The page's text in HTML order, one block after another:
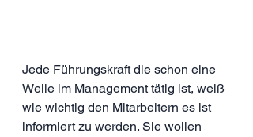
Jede Führungskraft die schon eine
Weile im Management tätig ist, weiß
wie wichtig den Mitarbeitern es ist
informiert zu werden. Sie wollen